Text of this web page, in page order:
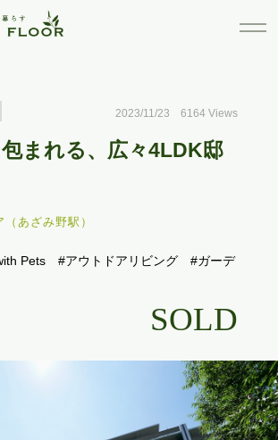
2023/11/23 6164 Views
まれる、広々4LDK邸
（あざみ野駅）
Pets #アウトドアリビング
#ガーデ
SOLD